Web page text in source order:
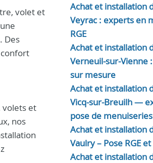
volet et
Des
volets et
nos
Achat et installation
Veyrac : experts en
RGE
Achat et installation
Verneuil-sur-Vienne
sur mesure
Achat et installation
Vicq-sur-Breuilh —
pose de menuiseries
Achat et installation
Vaulry – Pose RGE
Achat et installation